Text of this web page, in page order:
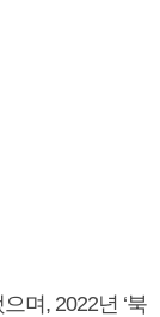
며, 2022년 ‘북